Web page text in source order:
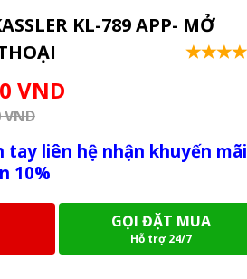
KL-789 APP- MỞ
VND
VND
tay liên hệ nhận khuyến mãi
10%
GỌI ĐẶT MUA
Hỗ trợ 24/7